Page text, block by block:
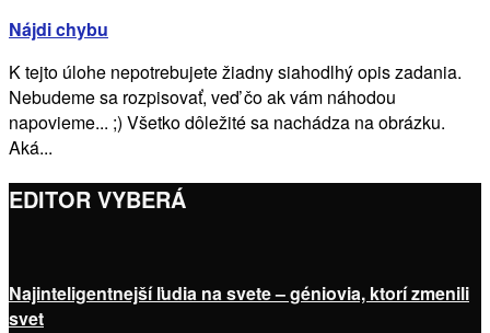
Nájdi chybu
K tejto úlohe nepotrebujete žiadny siahodlhý opis zadania.
Nebudeme sa rozpisovať, veď čo ak vám náhodou
napovieme... ;) Všetko dôležité sa nachádza na obrázku.
Aká...
EDITOR VYBERÁ
Najinteligentnejší ľudia na svete – géniovia, ktorí zmenili
svet